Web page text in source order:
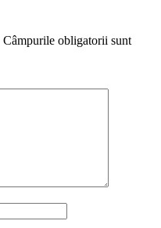
Câmpurile obligatorii sunt